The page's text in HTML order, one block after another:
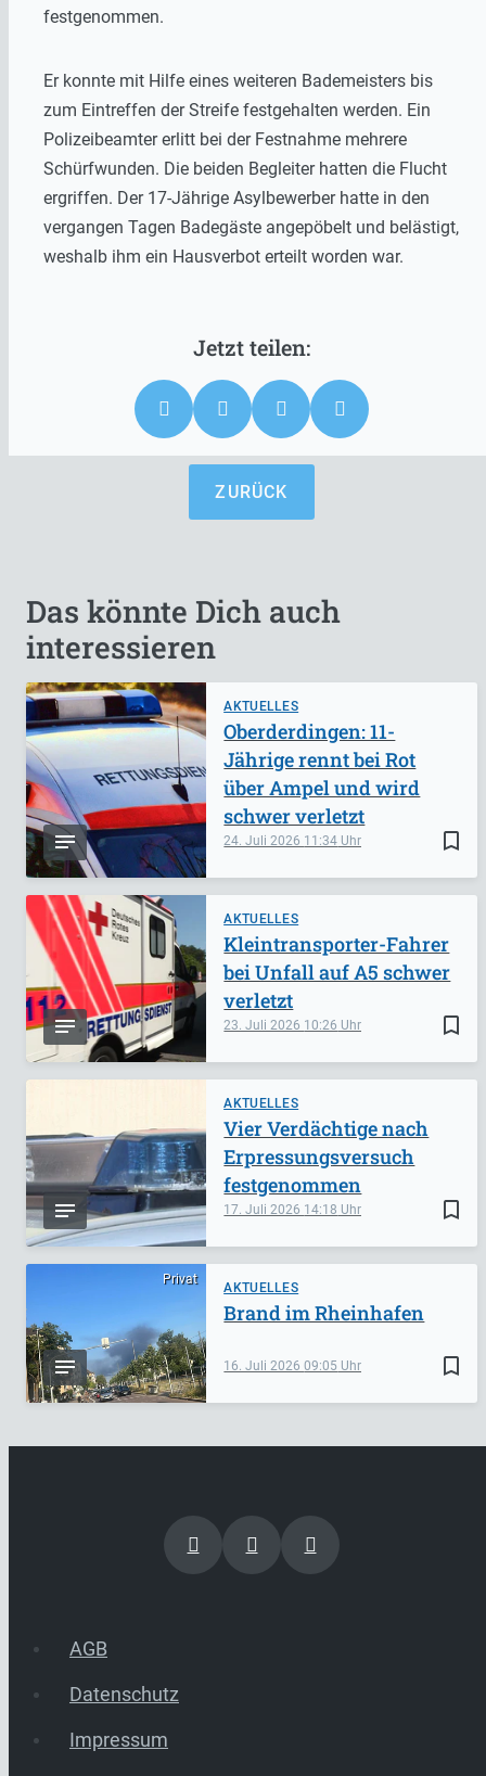
festgenommen.
Er konnte mit Hilfe eines weiteren Bademeisters bis
zum Eintreffen der Streife festgehalten werden. Ein
Polizeibeamter erlitt bei der Festnahme mehrere
Schürfwunden. Die beiden Begleiter hatten die Flucht
ergriffen. Der 17-Jährige Asylbewerber hatte in den
vergangen Tagen Badegäste angepöbelt und belästigt,
weshalb ihm ein Hausverbot erteilt worden war.
ZURÜCK
Das könnte Dich auch
interessieren
AKTUELLES
bookmark_border
24. Juli 2026 11:34
Oberderdingen: 11-
Jährige rennt bei Rot
über Ampel und wird
schwer verletzt
AKTUELLES
bookmark_border
23. Juli 2026 10:26
Kleintransporter-Fahrer
bei Unfall auf A5 schwer
verletzt
AKTUELLES
bookmark_border
17. Juli 2026 14:18
Vier Verdächtige nach
Erpressungsversuch
festgenommen
Privat
AKTUELLES
bookmark_border
16. Juli 202609:05
Brand im Rheinhafen
AGB
Datenschutz
Impressum